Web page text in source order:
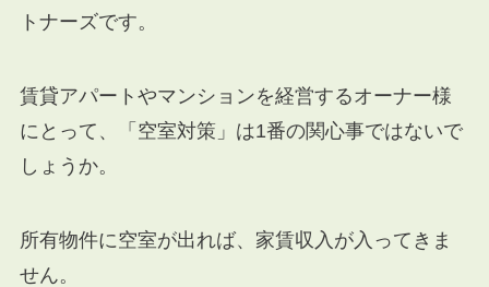
トナーズです。
賃貸アパートやマンションを経営するオーナー様
にとって、「空室対策」は1番の関心事ではないで
しょうか。
所有物件に空室が出れば、家賃収入が入ってきま
せん。